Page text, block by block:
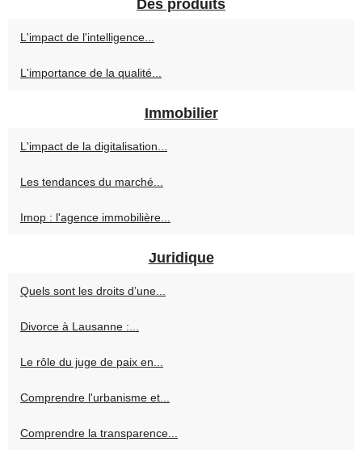
Des produits
L'impact de l'intelligence...
L'importance de la qualité...
Immobilier
L'impact de la digitalisation...
Les tendances du marché...
Imop : l'agence immobilière...
Juridique
Quels sont les droits d’une...
Divorce à Lausanne :...
Le rôle du juge de paix en...
Comprendre l'urbanisme et...
Comprendre la transparence...